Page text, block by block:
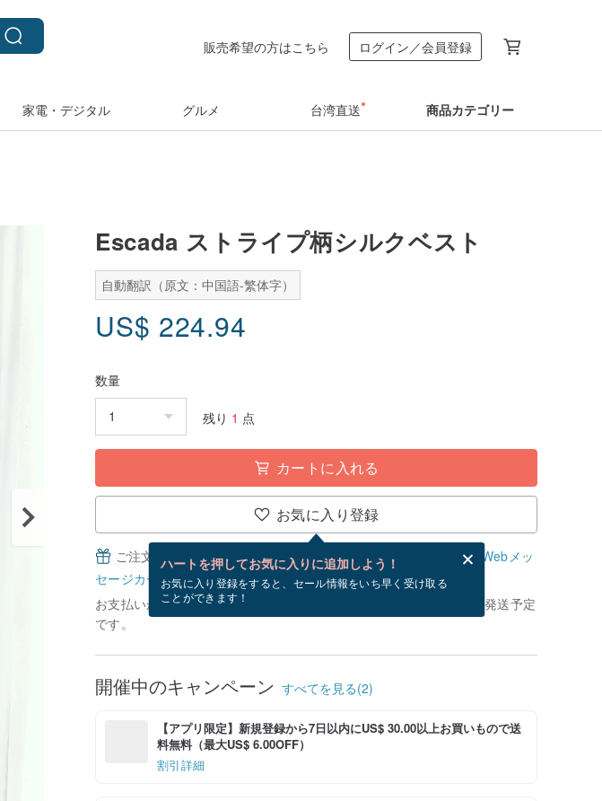
販売希望の方はこちら ログイン／会員登録
家電・デジタル グルメ 台湾直送 商品カテゴリー
Escada ストライプ柄シルクベスト
自動翻訳（原文：中国語-繁体字）
US$ 224.94
数量
残り 1 点
カートに入れる
お気に入り登録
ハートを押してお気に入りに追加しよう！
お気に入り登録をすると、セール情報をいち早く受け取る
ことができます！
ご注文完了後、無料でWebメッセージカードを作成できます。
Webメッ
セージカードとは？
お支払いが確認できてから、ショップの休日を除く 3 営業日以内に発送予定
です。
開催中のキャンペーン すべてを見る(2)
【アプリ限定】新規登録から7日以内にUS$ 30.00以上お買いもので送
料無料（最大US$ 6.00OFF）
割引詳細